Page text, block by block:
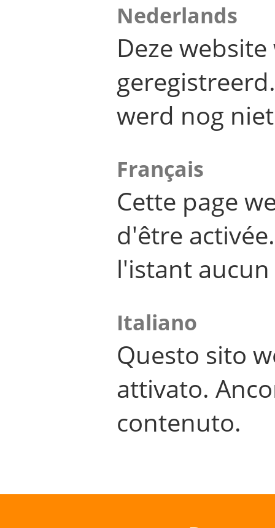
Nederlands
Deze
werd nog
Français
Cette page
d'être
l'istant
Italiano
Questo sito
attivato.
contenuto.